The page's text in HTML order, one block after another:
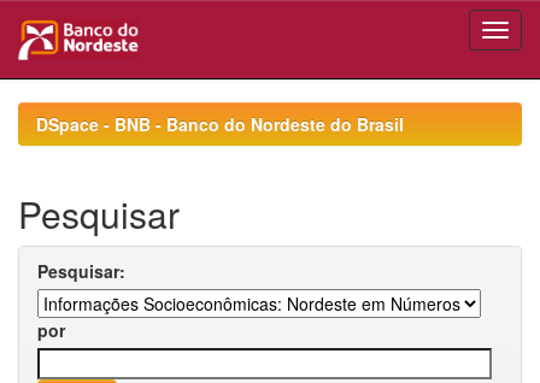
navigationDSpace - BNB - Banco do Nordeste do Brasil
Pesquisar
Pesquisar:
por